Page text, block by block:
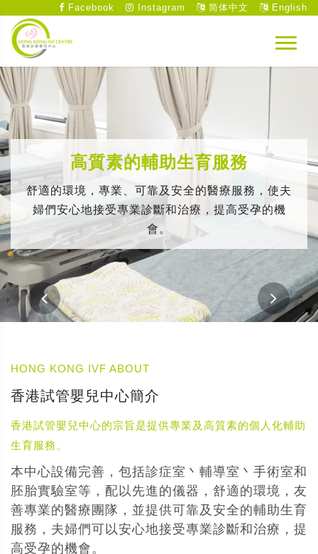
Facebook Instagram 简体中文 English
高質素的輔助生育服務
舒適的環境，專業、可靠及安全的醫療服務，使夫
婦們安心地接受專業診斷和治療，提高受孕的機
會。
HONG KONG IVF ABOUT
香港試管嬰兒中心簡介
香港試管嬰兒中心的宗旨是提供專業及高質素的個人化輔助
生育服務。
本中心設備完善，包括診症室丶輔導室丶手術室和
胚胎實驗室等，配以先進的儀器，舒適的環境，友
善專業的醫療團隊，並提供可靠及安全的輔助生育
服務，夫婦們可以安心地接受專業診斷和治療，提
高受孕的機會。